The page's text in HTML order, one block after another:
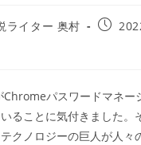
ライター 奥村
投
パスワードマネー
ることに気付きました。
クノロジーの巨人が人々